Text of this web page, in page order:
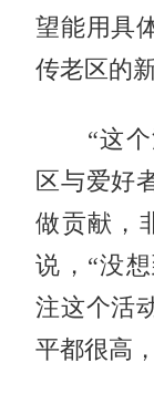
望能用具
传老区的
“这个
区与爱好
做贡献，
说，“没
注这个活
平都很高